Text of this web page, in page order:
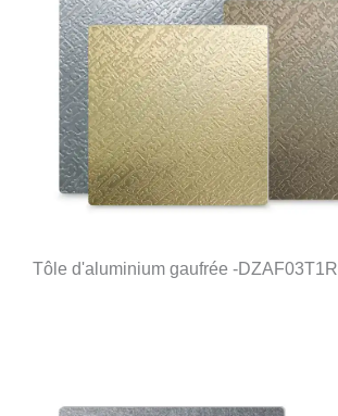
Tôle d'aluminium gaufrée -DZAF03T1R